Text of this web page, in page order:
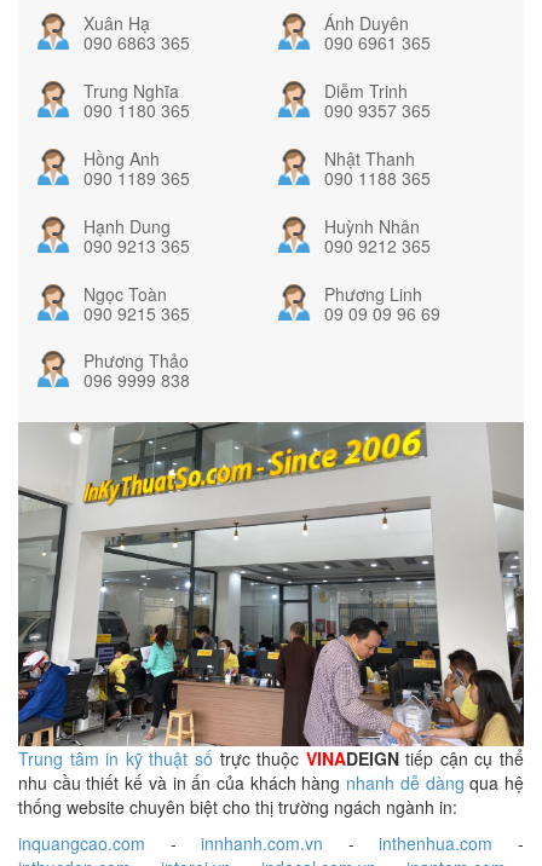
Xuân Hạ
090 6863 365
Ánh Duyên
090 6961 365
Trung Nghĩa
090 1180 365
Diễm Trinh
090 9357 365
Hồng Anh
090 1189 365
Nhật Thanh
090 1188 365
Hạnh Dung
090 9213 365
Huỳnh Nhân
090 9212 365
Ngọc Toàn
090 9215 365
Phương Linh
09 09 09 96 69
Phương Thảo
096 9999 838
Trung tâm in kỹ thuật số trực thuộc VINADEIGNtiếp cận cụ thể
nhu cầu thiết kế và in ấn của khách hàng nhanh dễ dàng qua hệ
thống website chuyên biệt cho thị trường ngách ngành in:
inquangcao.com -innhanh.com.vn -inthenhua.com -